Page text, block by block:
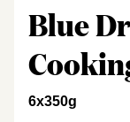
Blue
6x350g